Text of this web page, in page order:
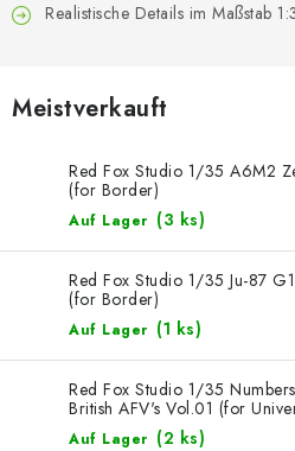
PUBLIKATIONEN
VERKAUFTE MARKEN
Über uns Meine Bestellung
Versand und Bezahlung
Datenschutzbestimmungen
Großhandel
Modellfarben-
Art Scale Modellbau-Glossar
FAQ
Realistische Details im Maßstab
Meistverkauft
Red Fox Studio 1/35 A6M2
(for Border)
Auf Lager (3 ks)
Red Fox Studio 1/35 Ju-87
(for Border)
Auf Lager (1 ks)
Red Fox Studio 1/35
British AFV's Vol.01 (for
Auf Lager (2 ks)